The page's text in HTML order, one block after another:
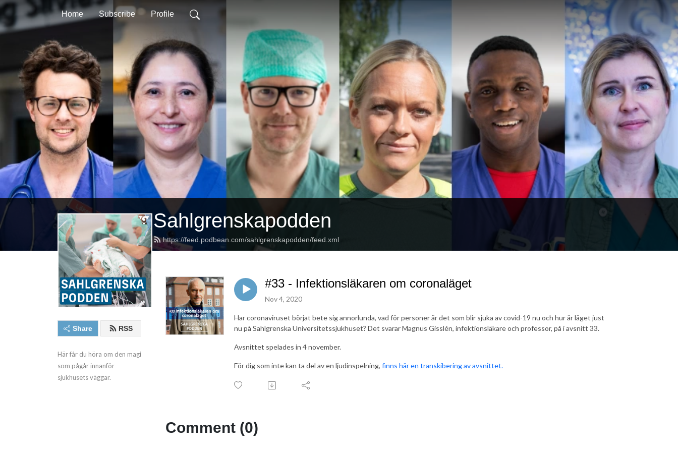
Home Subscribe Profile
Sahlgrenskapodden
https://feed.podbean.com/sahlgrenskapodden/feed.xml
Share RSS
Här får du höra om den magi
som pågår innanför
sjukhusets väggar.
#33 - Infektionsläkaren om coronaläget
Nov 4, 2020
Har coronaviruset börjat bete sig annorlunda, vad för personer är det som blir sjuka av covid-19 nu och hur är läget just
nu på Sahlgrenska Universitetssjukhuset? Det svarar Magnus Gisslén, infektionsläkare och professor, på i avsnitt 33.
Avsnittet spelades in 4 november.
För dig som inte kan ta del av en ljudinspelning, finns här en transkibering av avsnittet.
Comment (0)